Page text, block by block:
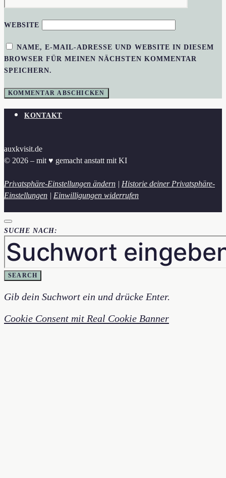
WEBSITE
NAME, E-MAIL-ADRESSE UND WEBSITE IN DIESEM
BROWSER FÜR MEINEN NÄCHSTEN KOMMENTAR
SPEICHERN.
KONTAKT
auxkvisit.de
© 2026 – mit ♥︎ gemacht anstatt mit KI
Privatsphäre-Einstellungen ändern | Historie deiner Privatsphäre-
Einstellungen | Einwilligungen widerrufen
SUCHE NACH:
SEARCH
Gib dein Suchwort ein und drücke Enter.
Cookie Consent mit Real Cookie Banner